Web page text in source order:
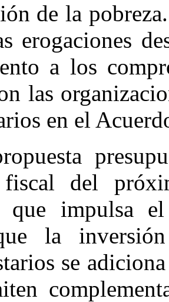
de la
erogaciones
a los
las
en el
del
que impulsa
la
se